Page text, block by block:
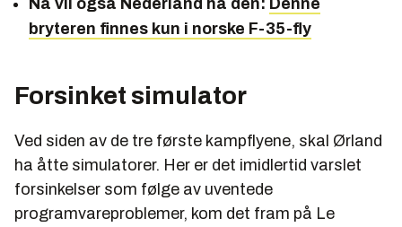
bryteren finnes kun i norske F-35-fly
Forsinket simulator
Ved siden av de tre første kampflyene, skal Ørland
ha åtte simulatorer. Her er det imidlertid varslet
forsinkelser som følge av uventede
programvareproblemer, kom det fram på Le